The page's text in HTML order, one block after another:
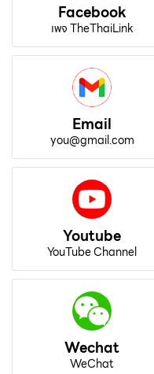
Facebook
เพจ TheThaiLink
Email
you@gmail.com
Youtube
YouTube Channel
Wechat
WeChat